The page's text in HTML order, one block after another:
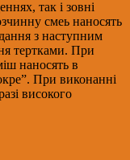
так і зовні
смеь наносять
з наступним
тертками. При
наносять в
При виконанні
високого